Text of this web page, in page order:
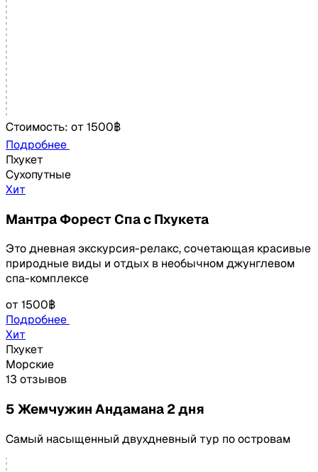
Стоимость: от1500฿
Подробнее
Пхукет
Сухопутные
Хит
Мантра Форест Спа с Пхукета
Это дневная экскурсия-релакс, сочетающая красивые
природные виды и отдых в необычном джунглевом
спа-комплексе
от1500฿
Подробнее
Хит
Пхукет
Морские
13 отзывов
5 Жемчужин Андамана 2 дня
Самый насыщенный двухдневный тур по островам